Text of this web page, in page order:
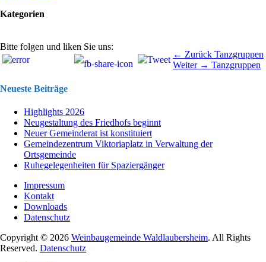
Kategorien
Bitte folgen und liken Sie uns:
Beitragsnavigation ← Zurück
Beitrag:
Tanzgruppen
Weiter → Nächster
Tanzgruppen
Neueste Beiträge
Highlights 2026
Neugestaltung des Friedhofs beginnt
Neuer Gemeinderat ist konstituiert
Gemeindezentrum Viktoriaplatz in Verwaltung der
Ortsgemeinde
Ruhegelegenheiten für Spaziergänger
Impressum
Kontakt
Downloads
Datenschutz
Copyright © 2026 Weinbaugemeinde Waldlaubersheim. All Rights
Reserved. Datenschutz